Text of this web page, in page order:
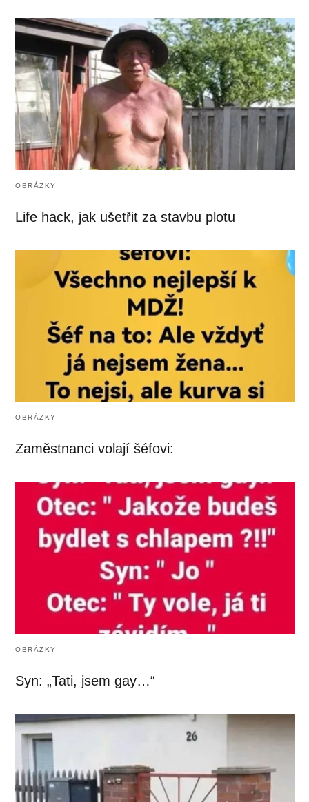
OBRÁZKY
Life hack, jak ušetřit za stavbu plotu
OBRÁZKY
Zaměstnanci volají šéfovi:
OBRÁZKY
Syn: „Tati, jsem gay…“